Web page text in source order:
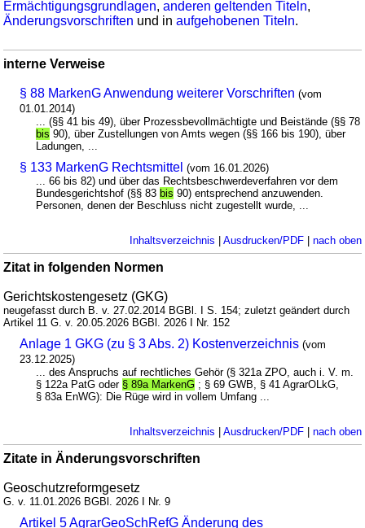
Ermächtigungsgrundlagen,anderen geltenden Titeln,
Änderungsvorschriften und inaufgehobenen Titeln.
interne Verweise
§ 88 MarkenG Anwendung weiterer Vorschriften (vom
01.01.2014)
... (§§ 41 bis 49), über Prozessbevollmächtigte und Beistände (§§ 78
bis 90), über Zustellungen von Amts wegen (§§ 166 bis 190), über
Ladungen, ...
§ 133 MarkenG Rechtsmittel (vom 16.01.2026)
... 66 bis 82) und über das Rechtsbeschwerdeverfahren vor dem
Bundesgerichtshof (§§ 83 bis 90) entsprechend anzuwenden.
Personen, denen der Beschluss nicht zugestellt wurde, ...
Inhaltsverzeichnis Ausdrucken/PDF| nach oben
Zitat in folgenden Normen
Gerichtskostengesetz (GKG)
neugefasst durch B. v. 27.02.2014 BGBl. I S. 154; zuletzt geändert durch
Artikel 11 G. v. 20.05.2026 BGBl. 2026 I Nr. 152
Anlage 1 GKG (zu § 3 Abs. 2) Kostenverzeichnis (vom
23.12.2025)
... des Anspruchs auf rechtliches Gehör (§ 321a ZPO, auch i. V. m.
§ 122a PatG oder § 89a MarkenG ; § 69 GWB, § 41 AgrarOLkG,
§ 83a EnWG): Die Rüge wird in vollem Umfang ...
Inhaltsverzeichnis Ausdrucken/PDF| nach oben
Zitate in Änderungsvorschriften
Geoschutzreformgesetz
G. v. 11.01.2026 BGBl. 2026 I Nr. 9
Artikel 5 AgrarGeoSchRefG Änderung des